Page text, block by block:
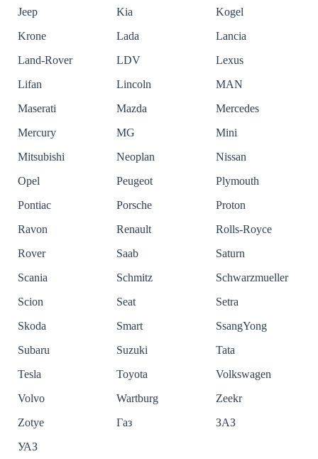
Jeep
Kia
Kogel
Krone
Lada
Lancia
Land-Rover
LDV
Lexus
Lifan
Lincoln
MAN
Maserati
Mazda
Mercedes
Mercury
MG
Mini
Mitsubishi
Neoplan
Nissan
Opel
Peugeot
Plymouth
Pontiac
Porsche
Proton
Ravon
Renault
Rolls-Royce
Rover
Saab
Saturn
Scania
Schmitz
Schwarzmueller
Scion
Seat
Setra
Skoda
Smart
SsangYong
Subaru
Suzuki
Tata
Tesla
Toyota
Volkswagen
Volvo
Wartburg
Zeekr
Zotye
Газ
ЗАЗ
УАЗ